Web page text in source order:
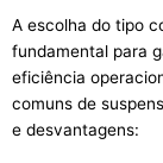
A escolha do tipo
fundamental para
eficiência
comuns de
e desvantagens: